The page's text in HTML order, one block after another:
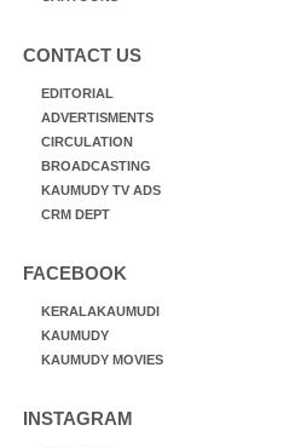
CONTACT US
EDITORIAL
ADVERTISMENTS
CIRCULATION
BROADCASTING
KAUMUDY TV ADS
CRM DEPT
FACEBOOK
KERALAKAUMUDI
KAUMUDY
KAUMUDY MOVIES
INSTAGRAM